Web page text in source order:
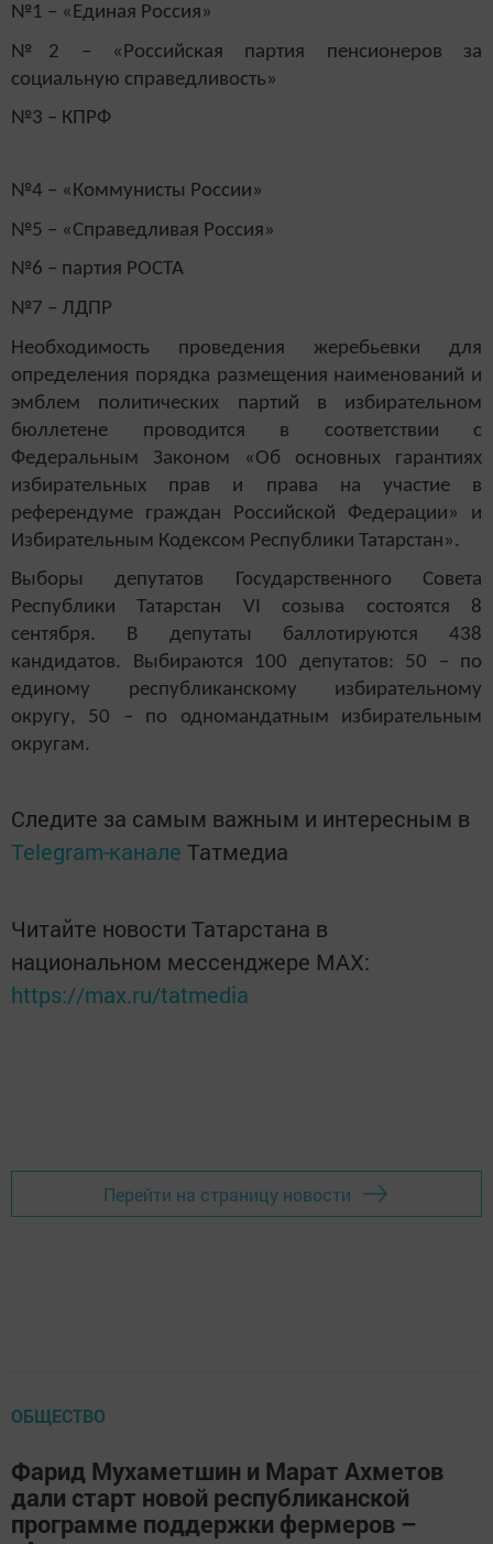
№1 – «Единая Россия»
№2 – «Российская партия пенсионеров за
социальную справедливость»
№3 – КПРФ
№4 – «Коммунисты России»
№5 – «Справедливая Россия»
№6 – партия РОСТА
№7 – ЛДПР
Необходимость проведения жеребьевки для
определения порядка размещения наименований и
эмблем политических партий в избирательном
бюллетене проводится в соответствии с
Федеральным Законом «Об основных гарантиях
избирательных прав и права на участие в
референдуме граждан Российской Федерации» и
Избирательным Кодексом Республики Татарстан».
Выборы депутатов Государственного Совета
Республики Татарстан VI созыва состоятся 8
сентября. В депутаты баллотируются 438
кандидатов. Выбираются 100 депутатов: 50 – по
единому республиканскому избирательному
округу, 50 – по одномандатным избирательным
округам.
Следите за самым важным и интересным в
Telegram-канале Татмедиа
Читайте новости Татарстана в
национальном мессенджере MАХ:
https://max.ru/tatmedia
Перейти на страницу новости
ОБЩЕСТВО
Фарид Мухаметшин и Марат Ахметов
дали старт новой республиканской
программе поддержки фермеров –